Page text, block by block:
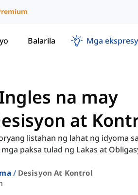
Balarila Mga
na may
at
listahan ng lahat ng idyoma
paksa tulad ng Lakas at
Desisyon At Kontrol